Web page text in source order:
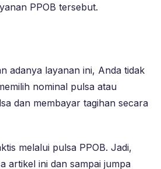
PPOB tersebut.
adanya layanan ini, Anda tidak
nominal pulsa atau
dan membayar tagihan secara
melalui pulsa PPOB. Jadi,
artikel ini dan sampai jumpa